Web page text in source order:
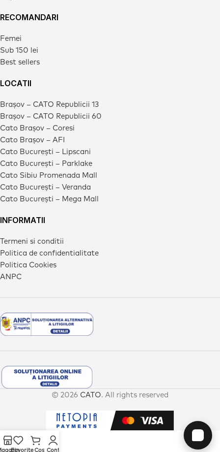
RECOMANDARI
Femei
Sub 150 lei
Best sellers
LOCATII
Brașov – CATO Republicii 13
Brașov – CATO Republicii 60
Cato Brașov – Coresi
Cato Brașov – AFI
Cato București – Lipscani
Cato București – Parklake
Cato Sibiu Promenada Mall
Cato București – Veranda
Cato București – Mega Mall
INFORMATII
Termeni si conditii
Politica de confidentialitate
Politica Cookies
ANPC
© 2026 CATO. All rights reserved
FavoriteCos Cont